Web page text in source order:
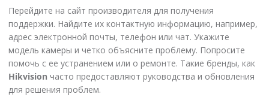
Перейдите на сайт производителя для получения
поддержки. Найдите их контактную информацию, например,
адрес электронной почты, телефон или чат. Укажите
модель камеры и четко объясните проблему. Попросите
помочь с ее устранением или о ремонте. Такие бренды, как
Hikvision часто предоставляют руководства и обновления
для решения проблем.